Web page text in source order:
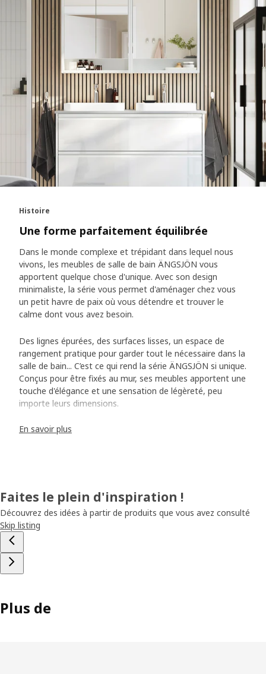
Histoire
Une forme parfaitement équilibrée
Dans le monde complexe et trépidant dans lequel nous
vivons, les meubles de salle de bain ÄNGSJÖN vous
apportent quelque chose d'unique. Avec son design
minimaliste, la série vous permet d'aménager chez vous
un petit havre de paix où vous détendre et trouver le
calme dont vous avez besoin.
Des lignes épurées, des surfaces lisses, un espace de
rangement pratique pour garder tout le nécessaire dans la
salle de bain... C’est ce qui rend la série ÄNGSJÖN si unique.
Conçus pour être fixés au mur, ses meubles apportent une
touche d'élégance et une sensation de légèreté, peu
importe leurs dimensions.
Une poignée pratique
intégrées contribuent à transmettre une sensation de
calme. « La poignée s'étend sur toute la largeur de la face
de tiroir ou de la porte de l'élément, ce qui assure une
bonne prise en main. Dans le cas des tiroirs, elle est
orientée vers le bas pour éviter que la poussière et la
BACKSJÖN avec des lignes épurées. Il se combine
légèrement plus fin et plus raffiné que la porcelaine. Ce
En savoir plus
Faites le plein d'inspiration !
Découvrez des idées à partir de produits que vous avez consulté
Skip listing
Plus de